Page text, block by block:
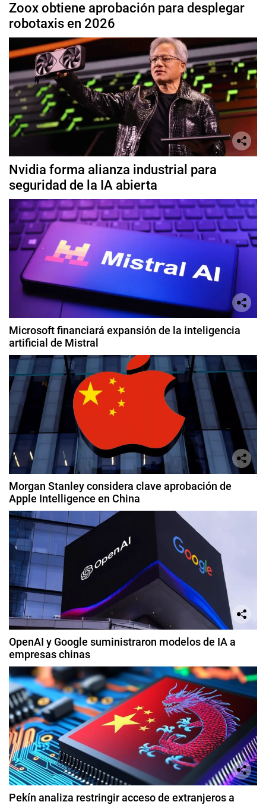
Zoox obtiene aprobación para desplegar
robotaxis en 2026
Nvidia forma alianza industrial para
seguridad de la IA abierta
Microsoft financiará expansión de la inteligencia
artificial de Mistral
Morgan Stanley considera clave aprobación de
Apple Intelligence en China
OpenAI y Google suministraron modelos de IA a
empresas chinas
Pekín analiza restringir acceso de extranjeros a